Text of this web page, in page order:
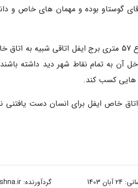
بوده و مهمان های خاص و
در سال 2016 شرکت هوم اوی در ارتفاع 57 متری برج
آن به تمام نقاط شهر دید داشته
هایی کسب کند.
خاص ایفل برای انسان دست یافتنی
24 آبان 1403 گردآورنده: